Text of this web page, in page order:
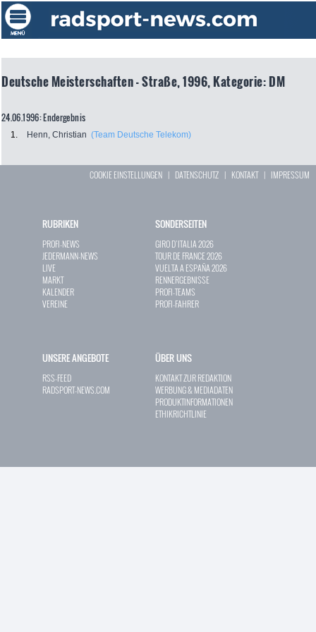
Deutsche Meisterschaften - Straße, 1996, Kategorie: DM
24.06.1996: Endergebnis
1. Henn, Christian (Team Deutsche Telekom)
COOKIE EINSTELLUNGEN | DATENSCHUTZ | KONTAKT| IMPRESSUM
RUBRIKEN
PROFI-NEWS
JEDERMANN-NEWS
LIVE
MARKT
KALENDER
VEREINE
SONDERSEITEN
GIRO D`ITALIA 2026
TOUR DE FRANCE 2026
VUELTA A ESPAÑA 2026
RENNERGEBNISSE
PROFI-TEAMS
PROFI-FAHRER
UNSERE ANGEBOTE
RSS-FEED
RADSPORT-NEWS.COM
ÜBER UNS
KONTAKT ZUR REDAKTION
WERBUNG & MEDIADATEN
PRODUKTINFORMATIONEN
ETHIKRICHTLINIE